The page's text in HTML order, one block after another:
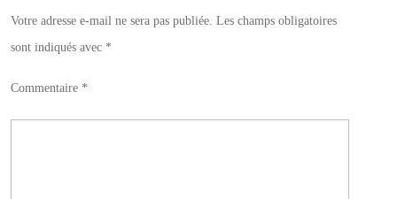
Votre adresse e-mail ne sera pas publiée. Les champs obligatoires
sont indiqués avec *
Commentaire *